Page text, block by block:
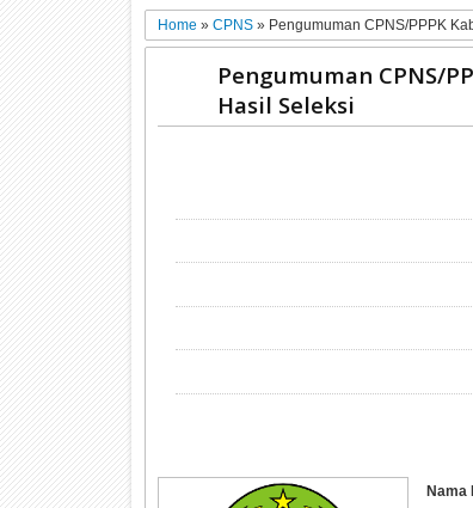
Home » CPNS » Pengumuman CPNS/PPPK
Pengumuman CPNS/
Hasil Seleksi
Nama